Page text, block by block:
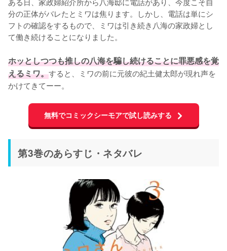
分の正体がバレたとミワは焦ります。しかし、電話は単にシ
フトの確認をするもので、ミワは引き続き八海の家政婦とし
て働き続けることになりました。
ホッとしつつも推しの八海を騙し続けることに罪悪感を覚
えるミワ。すると、ミワの前に元彼の紀土健太郎が現れ声を
かけてきてーー。
無料でコミックシーモアで試し読みする
第3巻のあらすじ・ネタバレ